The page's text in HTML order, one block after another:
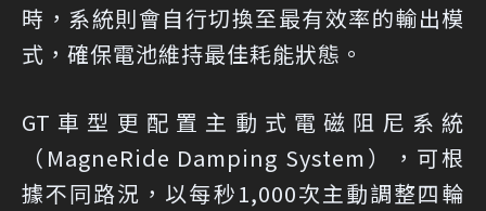
時，系統則會自行切換至最有效率的輸出模
式，確保電池維持最佳耗能狀態。
GT車型更配置主動式電磁阻尼系統
（MagneRide Damping System），可根
據不同路況，以每秒1,000次主動調整四輪